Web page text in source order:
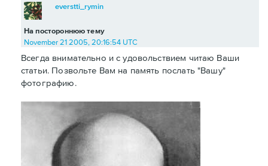
На постороннюю тему
everstti_rymin
November 21 2005, 20:16:54 UTC
Всегда внимательно и с удовольствием читаю Ваши
статьи. Позвольте Вам на память послать "Вашу"
фотографию.